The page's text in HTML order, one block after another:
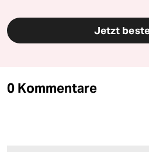
Jetzt
0 Kommentare